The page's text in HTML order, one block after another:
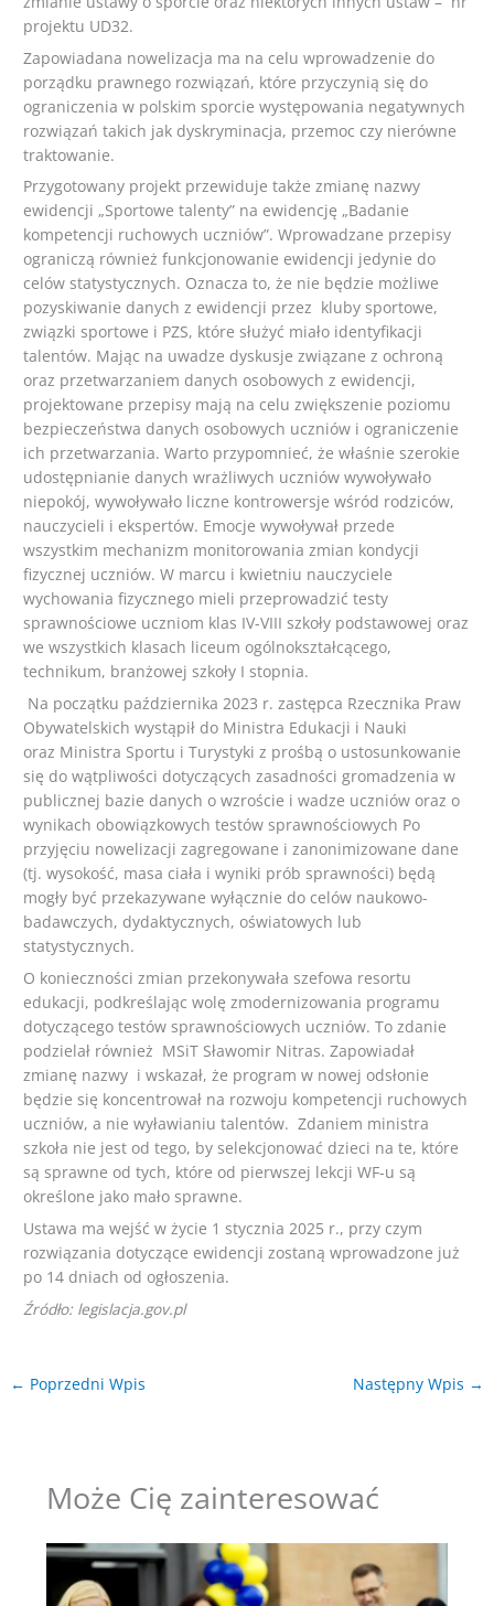
projektu UD32.
Zapowiadana nowelizacja ma na celu wprowadzenie do
porządku prawnego rozwiązań, które przyczynią się do
ograniczenia w polskim sporcie występowania negatywnych
rozwiązań takich jak dyskryminacja, przemoc czy nierówne
traktowanie.
Przygotowany projekt przewiduje także zmianę nazwy
ewidencji „Sportowe talenty” na ewidencję „Badanie
kompetencji ruchowych uczniów”. Wprowadzane przepisy
ograniczą również funkcjonowanie ewidencji jedynie do
celów statystycznych. Oznacza to, że nie będzie możliwe
pozyskiwanie danych z ewidencji przez kluby sportowe,
związki sportowe i PZS, które służyć miało identyfikacji
talentów. Mając na uwadze dyskusje związane z ochroną
oraz przetwarzaniem danych osobowych z ewidencji,
projektowane przepisy mają na celu zwiększenie poziomu
bezpieczeństwa danych osobowych uczniów i ograniczenie
ich przetwarzania. Warto przypomnieć, że właśnie szerokie
udostępnianie danych wrażliwych uczniów wywoływało
niepokój, wywoływało liczne kontrowersje wśród rodziców,
nauczycieli i ekspertów. Emocje wywoływał przede
wszystkim mechanizm monitorowania zmian kondycji
fizycznej uczniów. W marcu i kwietniu nauczyciele
wychowania fizycznego mieli przeprowadzić testy
sprawnościowe uczniom klas IV-VIII szkoły podstawowej oraz
we wszystkich klasach liceum ogólnokształcącego,
technikum, branżowej szkoły I stopnia.
Na początku października 2023 r. zastępca Rzecznika Praw
Obywatelskich wystąpił do Ministra Edukacji i Nauki
oraz Ministra Sportu i Turystyki z prośbą o ustosunkowanie
się do wątpliwości dotyczących zasadności gromadzenia w
publicznej bazie danych o wzroście i wadze uczniów oraz o
wynikach obowiązkowych testów sprawnościowych Po
przyjęciu nowelizacji zagregowane i zanonimizowane dane
(tj. wysokość, masa ciała i wyniki prób sprawności) będą
mogły być przekazywane wyłącznie do celów naukowo-
badawczych, dydaktycznych, oświatowych lub
statystycznych.
O konieczności zmian przekonywała szefowa resortu
edukacji, podkreślając wolę zmodernizowania programu
dotyczącego testów sprawnościowych uczniów. To zdanie
podzielał również MSiT Sławomir Nitras. Zapowiadał
zmianę nazwy i wskazał, że program w nowej odsłonie
będzie się koncentrował na rozwoju kompetencji ruchowych
uczniów, a nie wyławianiu talentów. Zdaniem ministra
szkoła nie jest od tego, by selekcjonować dzieci na te, które
są sprawne od tych, które od pierwszej lekcji WF-u są
określone jako mało sprawne.
Ustawa ma wejść w życie 1 stycznia 2025 r., przy czym
rozwiązania dotyczące ewidencji zostaną wprowadzone już
po 14 dniach od ogłoszenia.
Źródło: legislacja.gov.pl
← Poprzedni Wpis Następny Wpis →
Może Cię zainteresować